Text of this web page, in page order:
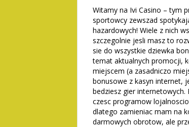
Witamy na Ivi Casino – tym
sportowcy zewszad
hazardowych! Wiele z nich
szczegolnie jesli masz to
sie do wszystkie dziewka
temat aktualnych promocji,
miejscem (a zasadniczo
bonusowe z kasyn internet,
bedziesz gier
czesc programow
dlatego zamieniac mam na
darmowych obrotow, ale